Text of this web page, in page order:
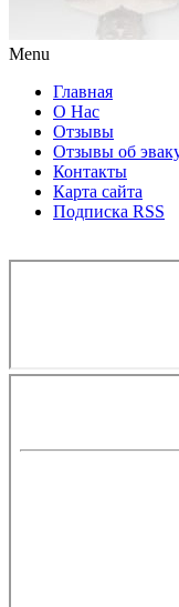
Menu
Главная
О Нас
Отзывы
Отзывы об
Контакты
Карта сайта
Подписка RSS